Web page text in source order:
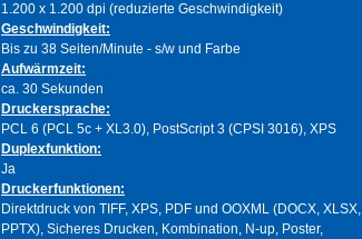
1.200 x 1.200 dpi (reduzierte Geschwindigkeit)
Geschwindigkeit:
Bis zu 38 Seiten/Minute - s/w und Farbe
Aufwärmzeit:
ca. 30 Sekunden
Druckersprache:
PCL 6 (PCL 5c + XL3.0), PostScript 3 (CPSI 3016), XPS
Duplexfunktion:
Ja
Druckerfunktionen:
Direktdruck von TIFF, XPS, PDF und OOXML (DOCX, XLSX,
PPTX), Sicheres Drucken, Kombination, N-up, Poster,